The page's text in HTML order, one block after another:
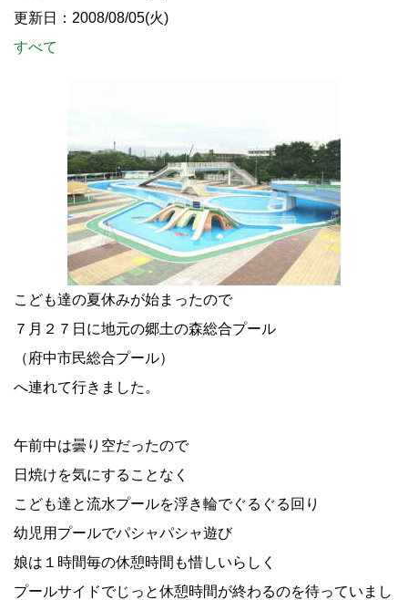
更新日：2008/08/05(火)
すべて
こども達の夏休みが始まったので
７月２７日に地元の郷土の森総合プール
（府中市民総合プール）
へ連れて行きました。
午前中は曇り空だったので
日焼けを気にすることなく
こども達と流水プールを浮き輪でぐるぐる回り
幼児用プールでパシャパシャ遊び
娘は１時間毎の休憩時間も惜しいらしく
プールサイドでじっと休憩時間が終わるのを待っていまし